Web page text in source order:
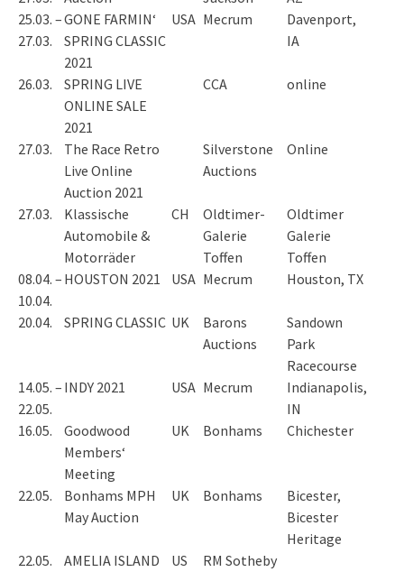
25.03. –
27.03.
GONE FARMIN‘
SPRING CLASSIC
2021
USA Mecrum
Davenport,
IA
26.03.
SPRING LIVE
ONLINE SALE
2021
CCA online
27.03.
The Race Retro
Live Online
Auction 2021
Silverstone
Auctions
Online
27.03.
Klassische
Automobile &
Motorräder
CH
Oldtimer-
Galerie
Toffen
Oldtimer
Galerie
Toffen
08.04. –
10.04.
HOUSTON 2021 USA Mecrum Houston, TX
20.04. SPRING CLASSIC UK
Barons
Auctions
Sandown
Park
Racecourse
14.05. –
22.05.
INDY 2021 USA Mecrum
Indianapolis,
IN
16.05.
Goodwood
Members‘
Meeting
UK Bonhams Chichester
22.05.
Bonhams MPH
May Auction
UK Bonhams
Bicester,
Bicester
Heritage
22.05.
AMELIA ISLAND US RM Sotheby